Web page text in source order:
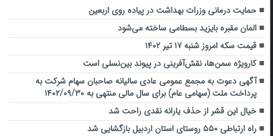
حمایت درمانی وزرات بهداشت در پیاده روی اربعین
المان مقبره بایزید بسطامی ساخته می‌شود
قیمت سکه امروز شنبه ۱۷ تیر ۱۴۰۲
کارویژه سمن‌ها، نقش‌آفرینی در پیوند بین‌نسلی است
آگهی دعوت به مجمع عمومی عادی سالیانه صاحبان سهام شرکت به
پرداخت ملت (سهامی عام) برای سال مالی منتهی به ۱۴۰۲/۰۹/۳۰
خیال این قشر از حذف یارانه نقدی راحت شد
راه ارتباطی ۵۵۰ روستای استان اردبیل بازگشایی شد